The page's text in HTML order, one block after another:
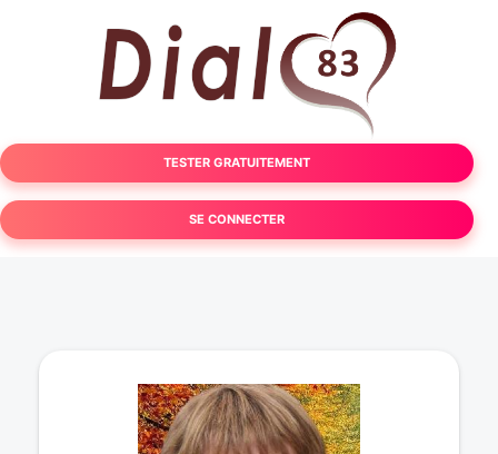
TESTER GRATUITEMENT
SE CONNECTER